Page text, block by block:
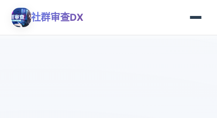
社群审查DX